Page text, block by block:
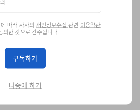
따라 자사의 개인정보수집 관련 이용약관
의한 것으로 간주됩니다.
구독하기
나중에 하기